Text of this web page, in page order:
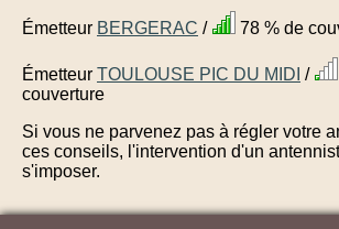
Émetteur BERGERAC / 78 % de
Émetteur TOULOUSE PIC DU MIDI /
couverture
Si vous ne parvenez pas à régler votre
ces conseils, l'intervention d'un
s'imposer.